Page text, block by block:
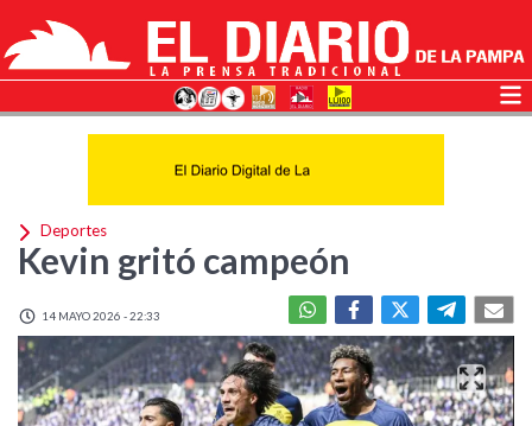
Deportes
Kevin gritó campeón
14 MAYO 2026 - 22:33